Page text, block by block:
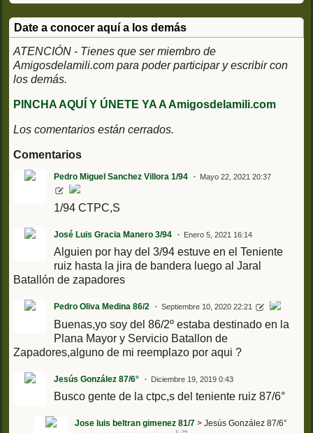
Date a conocer aquí a los demás
ATENCIÓN - Tienes que ser miembro de
Amigosdelamili.com para poder participar y escribir con
los demás.
PINCHA AQUÍ Y ÚNETE YA A Amigosdelamili.com
Los comentarios están cerrados.
Comentarios
Pedro Miguel Sanchez Villora 1/94 Mayo 22, 2021 20:37
1/94 CTPC,S
José Luis Gracia Manero 3/94 Enero 5, 2021 16:14
Alguien por hay del 3/94 estuve en el Teniente
ruiz hasta la jira de bandera luego al Jaral
Batallón de zapadores
Pedro Oliva Medina 86/2 Septiembre 10, 2020 22:21
Buenas,yo soy del 86/2º estaba destinado en la
Plana Mayor y Servicio Batallon de
Zapadores,alguno de mi reemplazo por aqui ?
Jesús González 87/6° Diciembre 19, 2019 0:43
Busco gente de la ctpc,s del teniente ruiz 87/6°
Jose luis beltran gimenez 81/7 > Jesús González 87/6°